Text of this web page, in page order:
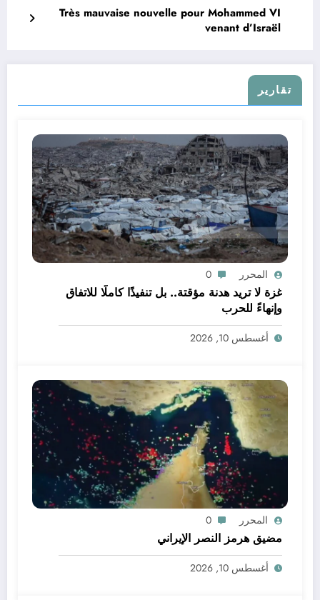
Très mauvaise nouvelle pour Mohammed VI
venant d’Israël
تقارير
المحرر 0
غزة لا تريد هدنة مؤقتة.. بل تنفيذًا كاملًا للاتفاق
وإنهاءً للحرب
أغسطس 10, 2026
المحرر 0
مضيق هرمز النصر الإيراني
أغسطس 10, 2026